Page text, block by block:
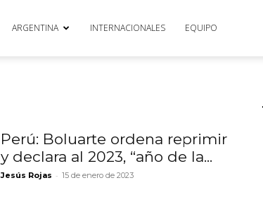
ARGENTINA INTERNACIONALES EQUIPO
Perú: Boluarte ordena reprimir
y declara al 2023, “año de la...
Jesús Rojas - 15 de enero de 2023